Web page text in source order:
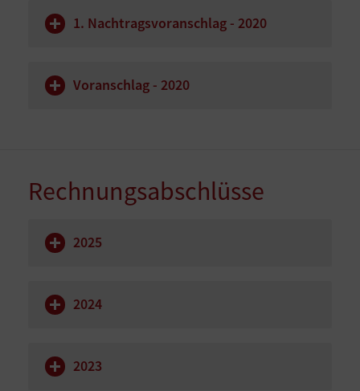
1. Nachtragsvoranschlag - 2020
Voranschlag - 2020
Rechnungsabschlüsse
2025
2024
2023